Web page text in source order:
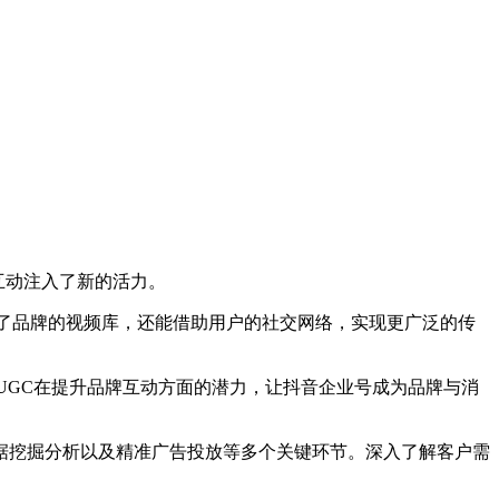
注入了新的活力。
牌的视频库，还能借助用户的社交网络，实现更广泛的传
在提升品牌互动方面的潜力，让抖音企业号成为品牌与消
掘分析以及精准广告投放等多个关键环节。深入了解客户需